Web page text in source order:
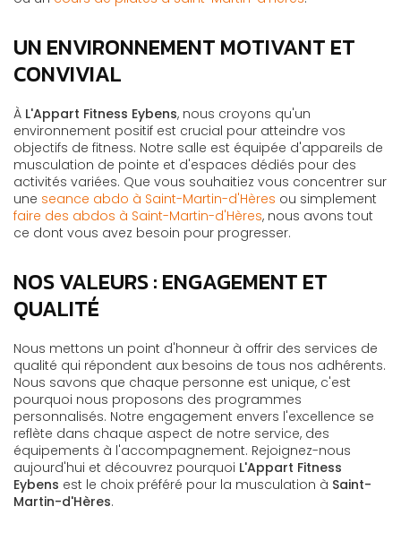
UN ENVIRONNEMENT MOTIVANT ET
CONVIVIAL
À L'Appart Fitness Eybens, nous croyons qu'un
environnement positif est crucial pour atteindre vos
objectifs de fitness. Notre salle est équipée d'appareils de
musculation de pointe et d'espaces dédiés pour des
activités variées. Que vous souhaitiez vous concentrer sur
une seance abdo à Saint-Martin-d'Hères ou simplement
faire des abdos à Saint-Martin-d'Hères, nous avons tout
ce dont vous avez besoin pour progresser.
NOS VALEURS : ENGAGEMENT ET
QUALITÉ
Nous mettons un point d'honneur à offrir des services de
qualité qui répondent aux besoins de tous nos adhérents.
Nous savons que chaque personne est unique, c'est
pourquoi nous proposons des programmes
personnalisés. Notre engagement envers l'excellence se
reflète dans chaque aspect de notre service, des
équipements à l'accompagnement. Rejoignez-nous
aujourd'hui et découvrez pourquoi L'Appart Fitness
Eybens est le choix préféré pour la musculation à Saint-
Martin-d'Hères.